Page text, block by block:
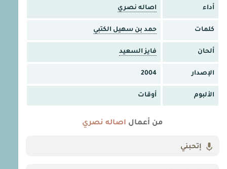
أداء اصاله نصري
كلمات حمد بن سهيل الكتبي
ألحان فايز السعيد
الإصدار 2004
الألبوم أوقات
من أعمال اصاله نصري
إتحبني